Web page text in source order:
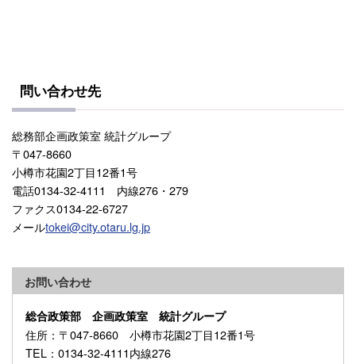
問い合わせ先
総務部企画政策室 統計グループ
〒047-8660
小樽市花園2丁目12番1号
電話0134-32-4111 内線276・279
ファクス0134-22-6727
メールtokei@city.otaru.lg.jp
お問い合わせ
総合政策部 企画政策室 統計グループ
住所 ：〒047-8660 小樽市花園2丁目12番1号
TEL ：0134-32-4111内線276